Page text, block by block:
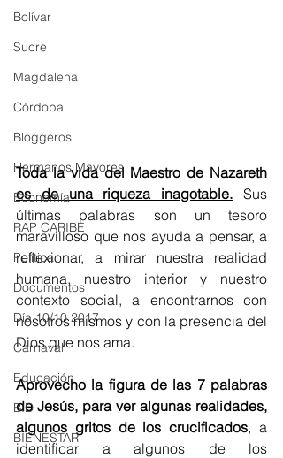
Bolívar
Sucre
Magdalena
Córdoba
Bloggeros
Hermanos Mayores
Economía
RAP CARIBE
Política
Documentos
Día 10/10 2017
Carnaval
Educación
BID
BIENESTAR
Toda la vida del Maestro de Nazareth
es de una riqueza inagotable. Sus
últimas palabras son un tesoro
maravilloso que nos ayuda a pensar, a
reflexionar, a mirar nuestra realidad
humana, nuestro interior y nuestro
contexto social, a encontrarnos con
nosotros mismos y con la presencia del
Dios que nos ama.
Aprovecho la figura de las 7 palabras
de Jesús, para ver algunas realidades,
algunos gritos de los crucificados, a
identificar a algunos de los